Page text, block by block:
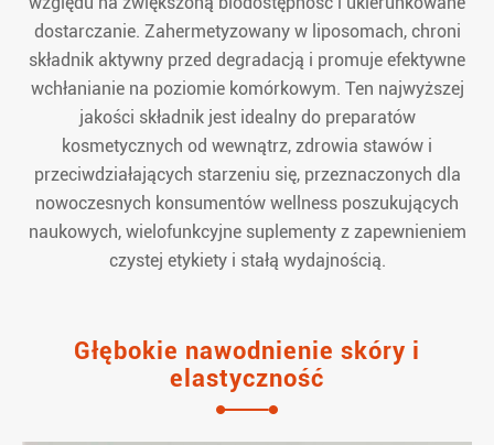
dostarczanie. Zahermetyzowany w liposomach, chroni
składnik aktywny przed degradacją i promuje efektywne
wchłanianie na poziomie komórkowym. Ten najwyższej
jakości składnik jest idealny do preparatów
kosmetycznych od wewnątrz, zdrowia stawów i
przeciwdziałających starzeniu się, przeznaczonych dla
nowoczesnych konsumentów wellness poszukujących
naukowych, wielofunkcyjne suplementy z zapewnieniem
czystej etykiety i stałą wydajnością.
Głębokie nawodnienie skóry i
elastyczność